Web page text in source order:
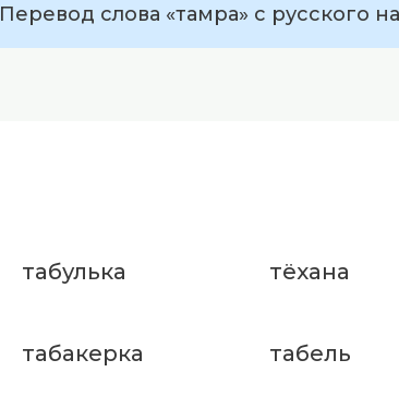
Перевод слова «тамра» с русского
табулька тёхана
табакерка табель